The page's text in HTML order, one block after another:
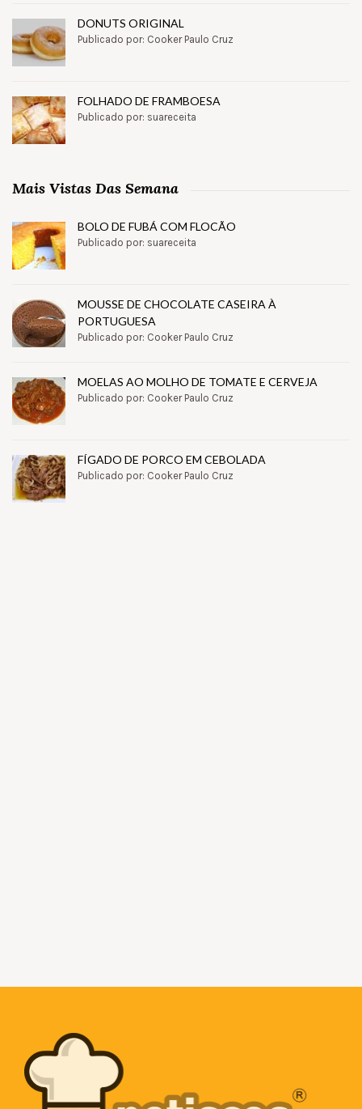
DONUTS ORIGINAL
Publicado por: Cooker Paulo Cruz
FOLHADO DE FRAMBOESA
Publicado por: suareceita
Mais Vistas Das Semana
BOLO DE FUBÁ COM FLOCÃO
Publicado por: suareceita
MOUSSE DE CHOCOLATE CASEIRA À
PORTUGUESA
Publicado por: Cooker Paulo Cruz
MOELAS AO MOLHO DE TOMATE E CERVEJA
Publicado por: Cooker Paulo Cruz
FÍGADO DE PORCO EM CEBOLADA
Publicado por: Cooker Paulo Cruz